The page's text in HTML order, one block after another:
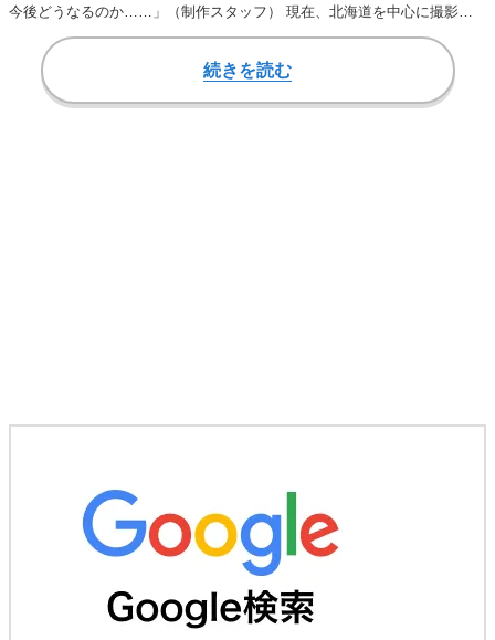
今後どうなるのか……」（制作スタッフ） 現在、北海道を中心に撮影が
進んでいるのが、…
続きを読む